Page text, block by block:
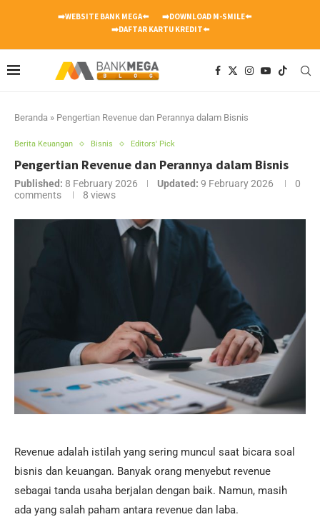
➡️WEBSITE BANK MEGA⬅️
➡️DOWNLOAD M-SMILE⬅️
➡️DAFTAR KARTU KREDIT⬅️
Beranda » Pengertian Revenue dan Perannya dalam Bisnis
Berita Keuangan Bisnis Editors' Pick
Pengertian Revenue dan Perannya dalam Bisnis
Published: 8 February 2026 Updated: 9 February 2026
0
comments
8 views
Revenue adalah istilah yang sering muncul saat bicara soal
bisnis dan keuangan. Banyak orang menyebut revenue
sebagai tanda usaha berjalan dengan baik. Namun, masih
ada yang salah paham antara revenue dan laba.